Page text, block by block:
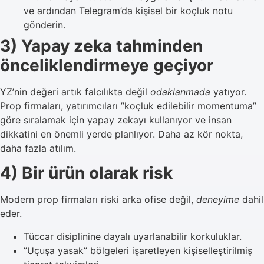
ve ardından Telegram’da kişisel bir koçluk notu
gönderin.
3) Yapay zeka tahminden
önceliklendirmeye geçiyor
YZ’nin değeri artık falcılıkta değil odaklanmada yatıyor.
Prop firmaları, yatırımcıları ”koçluk edilebilir momentuma”
göre sıralamak için yapay zekayı kullanıyor ve insan
dikkatini en önemli yerde planlıyor. Daha az kör nokta,
daha fazla atılım.
4) Bir ürün olarak risk
Modern prop firmaları riski arka ofise değil, deneyime dahil
eder.
Tüccar disiplinine dayalı uyarlanabilir korkuluklar.
”Uçuşa yasak” bölgeleri işaretleyen kişiselleştirilmiş